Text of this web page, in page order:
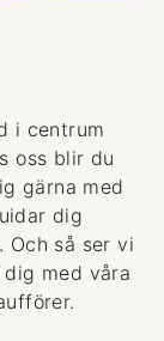
i centrum
oss blir du
gärna med
dig
så ser vi
med våra